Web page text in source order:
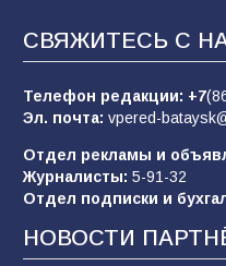
заявления Киева о
отчаяние, а не
79 02.08.2026
В России ответили
новой мобилизации
74 31.07.2026
СВЯЖИТЕСЬ С
Телефон редакции: +7
Эл. почта: vpered-
Отдел рекламы и
Журналисты: 5-91-32
Отдел подписки и
НОВОСТИ